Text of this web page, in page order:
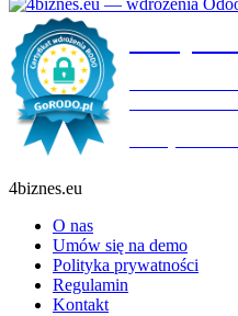
4biznes.eu
O nas
Umów się na demo
Polityka prywatności
Regulamin
Kontakt